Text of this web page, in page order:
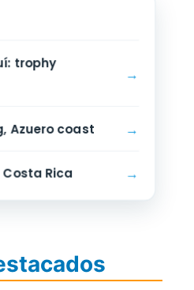
trophy
→
Azuero coast →
Rica →